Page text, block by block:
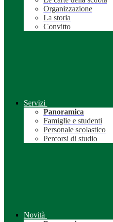
Organizzazione
La storia
Convitto
Servizi
Panoramica
Famiglie e studenti
Personale scolastico
Percorsi di studio
Novità